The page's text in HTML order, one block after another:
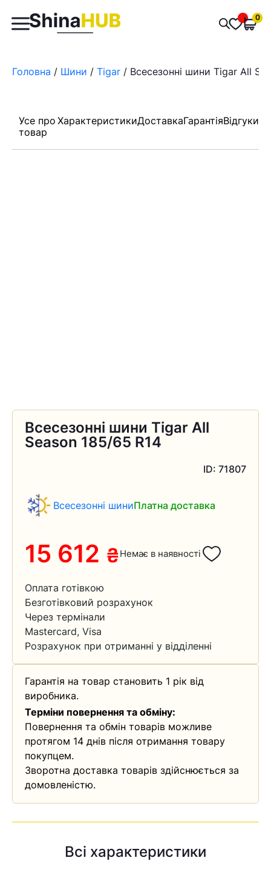
Пошук
товарів
0
Головна / Шини / Tigar / Всесезонні шини Tigar All
Усе про
товар
ХарактеристикиДоставкаГарантіяВідгуки
Всесезонні шини Tigar All
Season 185/65 R14
ID: 71807
Всесезонні шиниПлатна доставка
15 612 ₴Немає в наявності
Оплата готівкою
Безготівковий розрахунок
Через термінали
Mastercard, Visa
Розрахунок при отриманні у відділенні
Гарантія на товар становить 1 рік від
виробника.
Терміни повернення та обміну:
Повернення та обмін товарів можливе
протягом 14 днів після отримання товару
покупцем.
Зворотна доставка товарів здійснюється за
домовленістю.
Всі характеристики